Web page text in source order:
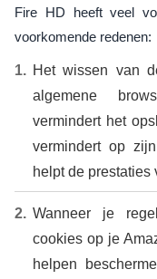
Fire HD heeft veel
voorkomende redenen:
Het wissen van
algemene
vermindert het
vermindert op
helpt de prestaties
Wanneer je
cookies op je
helpen